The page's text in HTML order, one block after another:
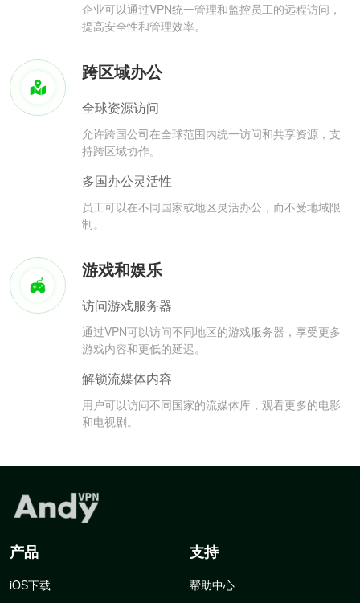
企业可以通过VPN统一管理和监控员工的远程访问，
提高安全性和管理效率。
跨区域办公
全球资源访问
允许跨国公司在全球范围内统一访问和共享资源，支
持跨区域协作。
多国办公灵活性
员工可以在不同国家或地区灵活办公，而不受地域限
制。
游戏和娱乐
访问游戏服务器
通过VPN可以访问不同地区的游戏服务器，享受更多
游戏内容和更低的延迟。
解锁流媒体内容
用户可以访问不同国家的流媒体库，观看更多的电影
和电视剧。
产品
iOS下载
支持
帮助中心